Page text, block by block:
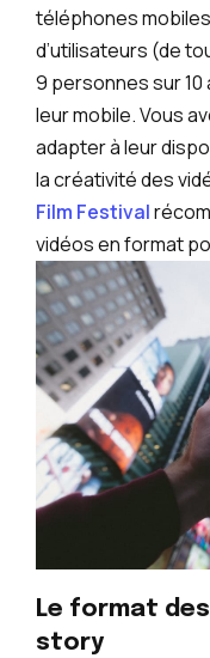
téléphones
d’utilisateurs (de
9 personnes sur
leur mobile. Vous
adapter à leur
la créativité des
Film Festival
vidéos en format
Le format
story